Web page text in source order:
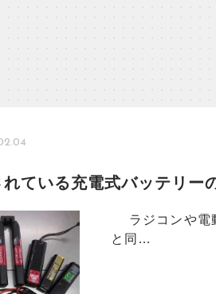
ている充電式バッテリー
ラジコンや電
と同…